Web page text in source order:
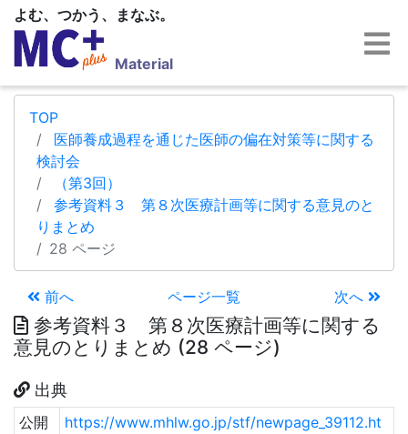
よむ、つかう、まなぶ。
Material
TOP
医師養成過程を通じた医師の偏在対策等に関する
検討会
（第3回）
参考資料３ 第８次医療計画等に関する意見のと
りまとめ
28 ページ
前へ ページ一覧 次へ
参考資料３ 第８次医療計画等に関する
意見のとりまとめ (28 ページ)
出典
公開
https://www.mhlw.go.jp/stf/newpage_39112.ht